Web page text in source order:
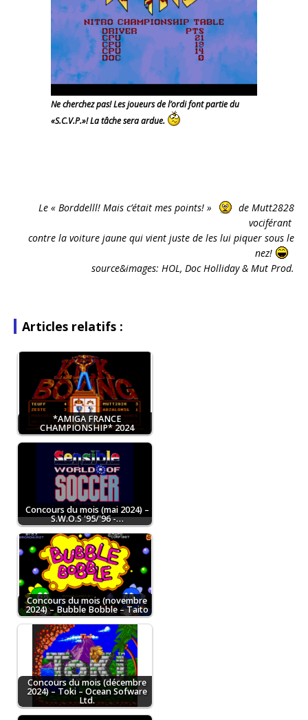
Ne cherchez pas! Les joueurs de l’ordi font partie du
«S.C.V.P.»! La tâche sera ardue.
Le « Borddelll! Mais c’était mes points! »
de Mutt2828
vociférant
contre la voiture jaune qui vient juste de les lui piquer sous le
nez!
source&images: HOL, Doc Holliday & Mut Prod.
Articles relatifs :
*AMIGA FRANCE
CHAMPIONSHIP* 2024
Concours du mois (mai 2024) –
S.W.O.S '95/'96 -…
Concours du mois (novembre
2024) – Bubble Bobble – Taito
Concours du mois (décembre
2024) – Toki – Ocean Sofware
Ltd.